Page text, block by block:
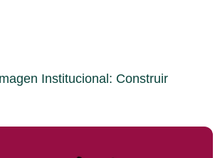
Institucional: Construir